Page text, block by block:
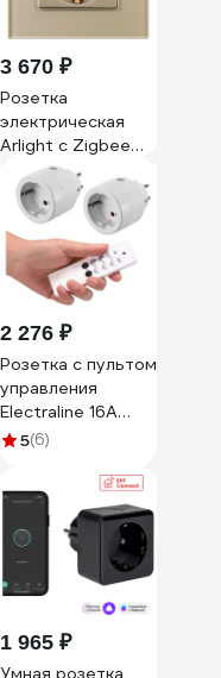
3 670 ₽
Розетка
электрическая
Arlight с Zigbee
управлением
SCT-OMALI-
EUZB1-PL-GD 1шт
0 050218
2 276 ₽
Розетка с пультом
управления
Electraline 16А
250В белая
5(6)
1 965 ₽
Умная розетка